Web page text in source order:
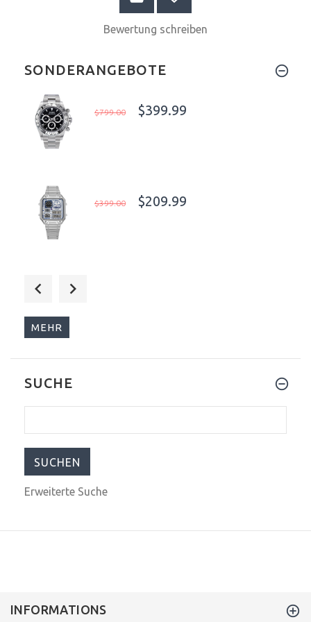
Bewertung schreiben
SONDERANGEBOTE
$799.00 $399.99
$399.00 $209.99
MEHR
SUCHE
Erweiterte Suche
INFORMATIONS